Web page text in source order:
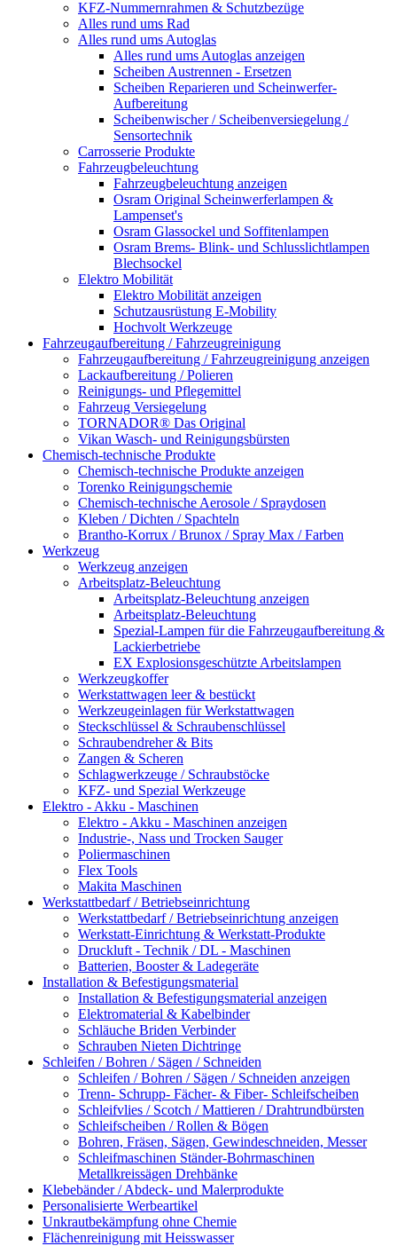
KFZ-Nummernrahmen & Schutzbezüge
Alles rund ums Rad
Alles rund ums Autoglas
Alles rund ums Autoglas anzeigen
Scheiben Austrennen - Ersetzen
Scheiben Reparieren und Scheinwerfer-
Aufbereitung
Scheibenwischer / Scheibenversiegelung /
Sensortechnik
Carrosserie Produkte
Fahrzeugbeleuchtung
Fahrzeugbeleuchtung anzeigen
Osram Original Scheinwerferlampen &
Lampenset's
Osram Glassockel und Soffitenlampen
Osram Brems- Blink- und Schlusslichtlampen
Blechsockel
Elektro Mobilität
Elektro Mobilität anzeigen
Schutzausrüstung E-Mobility
Hochvolt Werkzeuge
Fahrzeugaufbereitung / Fahrzeugreinigung
Fahrzeugaufbereitung / Fahrzeugreinigung anzeigen
Lackaufbereitung / Polieren
Reinigungs- und Pflegemittel
Fahrzeug Versiegelung
TORNADOR® Das Original
Vikan Wasch- und Reinigungsbürsten
Chemisch-technische Produkte
Chemisch-technische Produkte anzeigen
Torenko Reinigungschemie
Chemisch-technische Aerosole / Spraydosen
Kleben / Dichten / Spachteln
Brantho-Korrux / Brunox / Spray Max / Farben
Werkzeug
Werkzeug anzeigen
Arbeitsplatz-Beleuchtung
Arbeitsplatz-Beleuchtung anzeigen
Arbeitsplatz-Beleuchtung
Spezial-Lampen für die Fahrzeugaufbereitung &
Lackierbetriebe
EX Explosionsgeschützte Arbeitslampen
Werkzeugkoffer
Werkstattwagen leer & bestückt
Werkzeugeinlagen für Werkstattwagen
Steckschlüssel & Schraubenschlüssel
Schraubendreher & Bits
Zangen & Scheren
Schlagwerkzeuge / Schraubstöcke
KFZ- und Spezial Werkzeuge
Elektro - Akku - Maschinen
Elektro - Akku - Maschinen anzeigen
Industrie-, Nass und Trocken Sauger
Poliermaschinen
Flex Tools
Makita Maschinen
Werkstattbedarf / Betriebseinrichtung
Werkstattbedarf / Betriebseinrichtung anzeigen
Werkstatt-Einrichtung & Werkstatt-Produkte
Druckluft - Technik / DL - Maschinen
Batterien, Booster & Ladegeräte
Installation & Befestigungsmaterial
Installation & Befestigungsmaterial anzeigen
Elektromaterial & Kabelbinder
Schläuche Briden Verbinder
Schrauben Nieten Dichtringe
Schleifen / Bohren / Sägen / Schneiden
Schleifen / Bohren / Sägen / Schneiden anzeigen
Trenn- Schrupp- Fächer- & Fiber- Schleifscheiben
Schleifvlies / Scotch / Mattieren / Drahtrundbürsten
Schleifscheiben / Rollen & Bögen
Bohren, Fräsen, Sägen, Gewindeschneiden, Messer
Schleifmaschinen Ständer-Bohrmaschinen
Metallkreissägen Drehbänke
Klebebänder / Abdeck- und Malerprodukte
Personalisierte Werbeartikel
Unkrautbekämpfung ohne Chemie
Flächenreinigung mit Heisswasser